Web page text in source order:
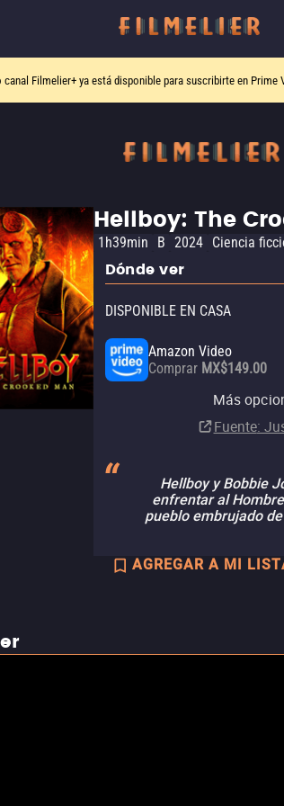
canal Filmelier+ya está disponible para suscribirte en Prime
Hellboy: The
1h39min B 2024 Ciencia
Dónde ver
DISPONIBLE EN CASA
Amazon Video
Comprar MX$149.00
Apple TV Store
MX$60.00
izzitv
Claro video
MX$99.00
Más
Fuente:
Hellboy y Bobbie
enfrentar al
pueblo embrujado
AGREGAR A MI